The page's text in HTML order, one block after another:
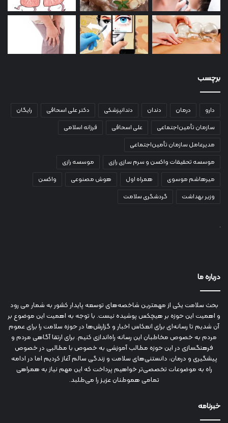
برچسب
دارو درمان دندان دندانپزشکی دکتر علی اسحاقی
رایگان
سازمان تأمین‌اجتماعی
علی اسحاقی
فرزانه اسلامی
مدیرعامل سازمان تأمین‌اجتماعی
موسسه تحقیقات واکسن و سرم سازی رازی
موسسه رازی
میرهاشم موسوی
همراه اول هوش مصنوعی
واکسن
وزیر بهداشت
گردشگری سلامت
درباره ما
بحث سلامت یکی از مهمترین شاخصه‌های توسعه پایدار کشور به شمار می رود
و اهمیت این حوزه بر هیچکس پوشیده نیست. با توجه به اهمیت این موضوع بر
آن شدیم تا رسانه‌ای برای انعکاس اخبار و گزارش‌ها در حوزه سلامت را برای عموم
مردم به خصوص مخاطبان این رسانه راه‌اندازی کنیم. برای ارتقا آگاهی مردم و
فرهنگسازی در این حوزه مطالب آموزشی به خصوص با مطالبی در خصوص
پیشگیری و درمان، دانستنی‌های سلامت و زندگی سالم آغاز کردیم اما در ادامه
راه به موضوعات تخصصی‌تر خواهیم پرداخت که این مهم نیاز به همراهی
تمامی هموطنان عزیز را می‌طلبد.
خبرنامه